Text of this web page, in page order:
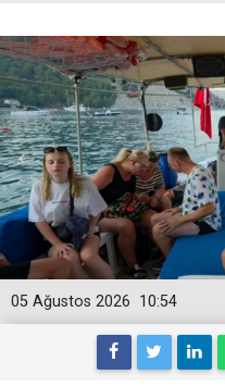
10:54
05 Ağustos 2026